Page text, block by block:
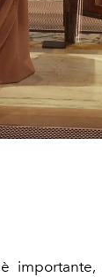
è